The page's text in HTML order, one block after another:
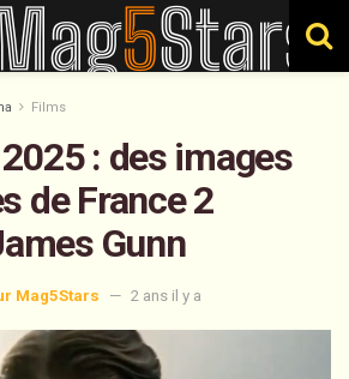
Films
: des images
de France 2
Gunn
Mag5Stars 2 ans il y a